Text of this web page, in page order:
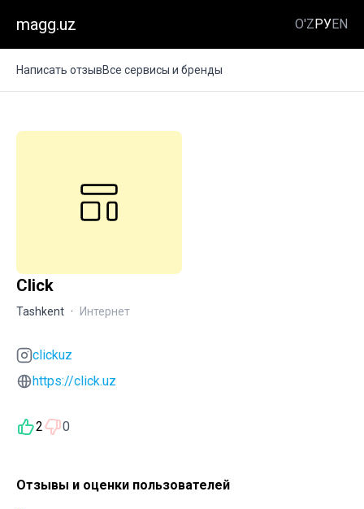
magg.uz O'ZРУEN
Написать отзывВсе сервисы и бренды
Click
Tashkent · Интернет
clickuz
https://click.uz
2 0
Отзывы и оценки пользователей